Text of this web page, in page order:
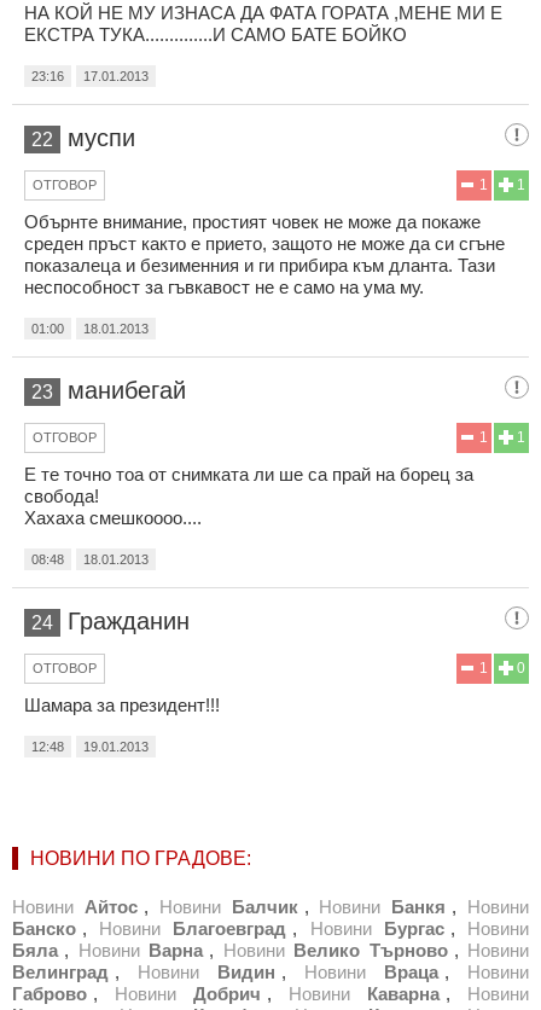
НА КОЙ НЕ МУ ИЗНАСА ДА ФАТА ГОРАТА ,МЕНЕ МИ Е
ЕКСТРА ТУКА..............И САМО БАТЕ БОЙКО
23:16 17.01.2013
22 муспи
1
1
ОТГОВОР
Обърнте внимание, простият човек не може да покаже
среден пръст както е прието, защото не може да си сгъне
показалеца и безименния и ги прибира към дланта. Тази
неспособност за гъвкавост не е само на ума му.
01:00 18.01.2013
23 манибегай
1
1
ОТГОВОР
Е те точно тоа от снимката ли ше са прай на борец за
свобода!
Хахаха смешкоооо....
08:48 18.01.2013
24 Гражданин
0
1
ОТГОВОР
Шамара за президент!!!
12:48 19.01.2013
НОВИНИ ПО ГРАДОВЕ:
Новини Айтос , Новини Балчик , Новини Банкя , Новини
Банско , Новини Благоевград , Новини Бургас , Новини
Бяла , Новини Варна , Новини Велико Търново , Новини
Велинград , Новини Видин , Новини Враца , Новини
Габрово , Новини Добрич , Новини Каварна , Новини